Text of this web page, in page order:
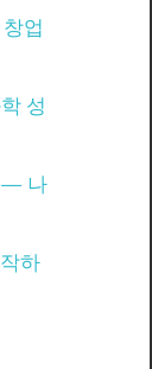
업
성
— 나
하